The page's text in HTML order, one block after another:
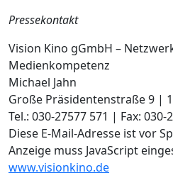
Pressekontakt
Vision Kino gGmbH –
Medienkompetenz
Michael Jahn
Große Präsidentenstraße 9 |
Tel.: 030-27577 571 | Fax: 030-
Diese E-Mail-Adresse ist vor
Anzeige muss JavaScript
www.visionkino.de